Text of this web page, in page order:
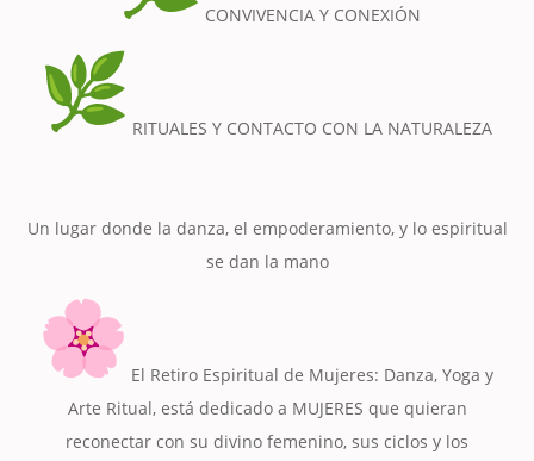
CONVIVENCIA Y CONEXIÓN
RITUALES Y CONTACTO CON LA NATURALEZA
Un lugar donde la danza, el empoderamiento, y lo espiritual
se dan la mano
El Retiro Espiritual de Mujeres: Danza, Yoga y
Arte Ritual, está dedicado a MUJERES que quieran
reconectar con su divino femenino, sus ciclos y los